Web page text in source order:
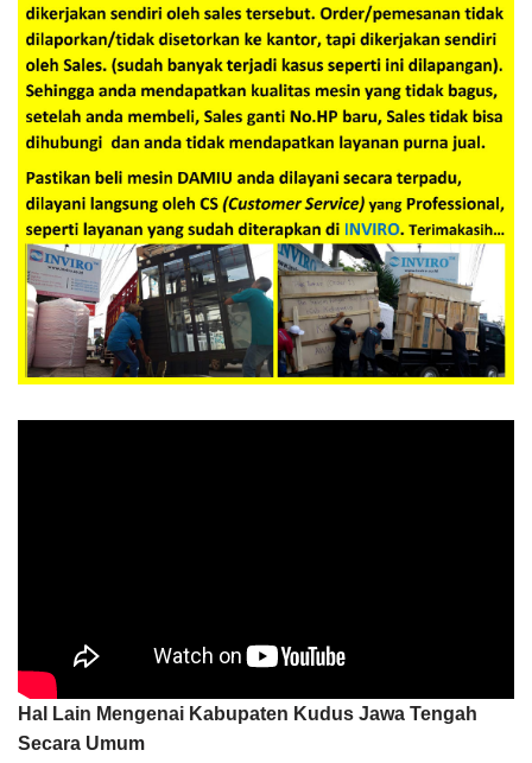
Hal Lain Mengenai Kabupaten Kudus Jawa Tengah
Secara Umum